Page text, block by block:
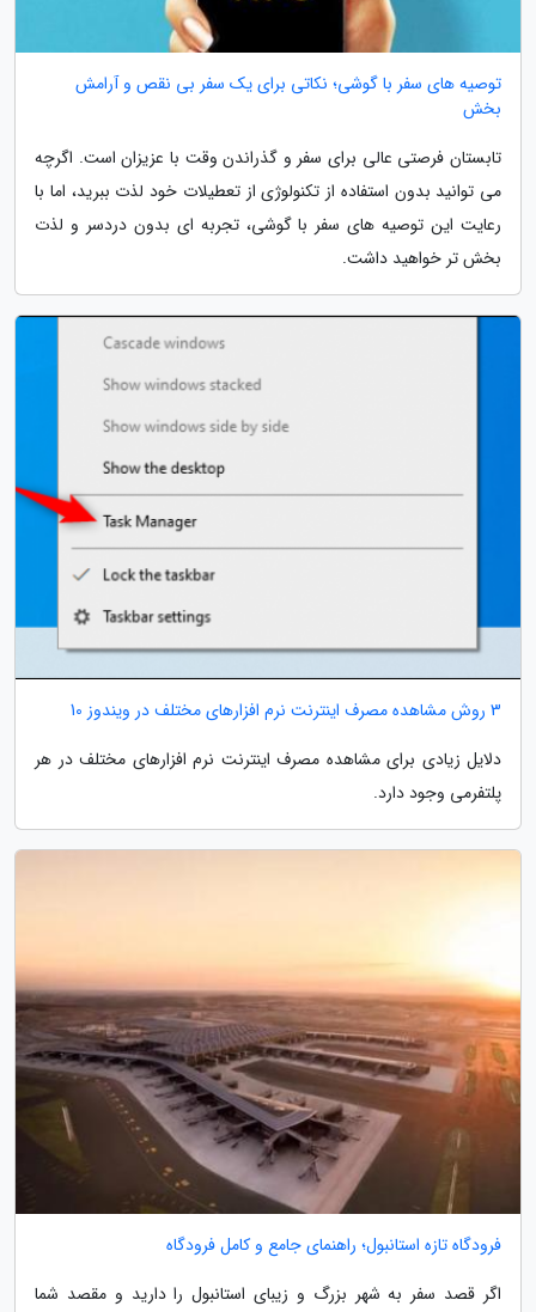
توصیه های سفر با گوشی؛ نکاتی برای یک سفر بی نقص و آرامش
بخش
تابستان فرصتی عالی برای سفر و گذراندن وقت با عزیزان است. اگرچه
می توانید بدون استفاده از تکنولوژی از تعطیلات خود لذت ببرید، اما با
رعایت این توصیه های سفر با گوشی، تجربه ای بدون دردسر و لذت
بخش تر خواهید داشت.
3 روش مشاهده مصرف اینترنت نرم افزارهای مختلف در ویندوز 10
دلایل زیادی برای مشاهده مصرف اینترنت نرم افزارهای مختلف در هر
پلتفرمی وجود دارد.
فرودگاه تازه استانبول؛ راهنمای جامع و کامل فرودگاه
اگر قصد سفر به شهر بزرگ و زیبای استانبول را دارید و مقصد شما